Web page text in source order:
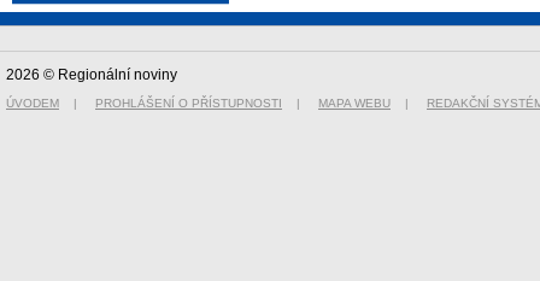
2026 © Regionální noviny
ÚVODEM | PROHLÁŠENÍ O PŘÍSTUPNOSTI | MAPA WEBU | REDAKČNÍ